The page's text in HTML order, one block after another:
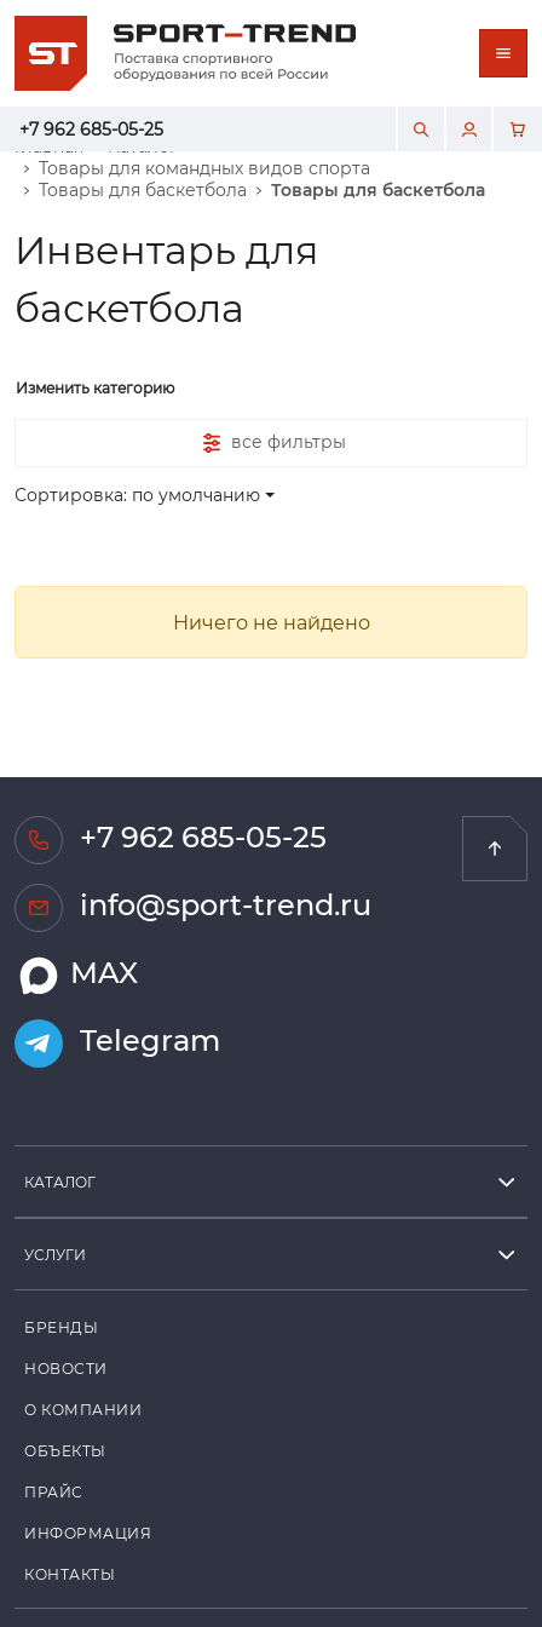
+7 962 685-05-25
Главная
Каталог
Товары для командных видов спорта
Товары для баскетбола
Товары для баскетбола
Инвентарь для
баскетбола
Изменить категорию
все фильтры
Сортировка: по умолчанию
Ничего не найдено
+7 962 685-05-25
info@sport-trend.ru
MAX
Telegram
КАТАЛОГ
УСЛУГИ
БРЕНДЫ
НОВОСТИ
О КОМПАНИИ
ОБЪЕКТЫ
ПРАЙС
ИНФОРМАЦИЯ
КОНТАКТЫ